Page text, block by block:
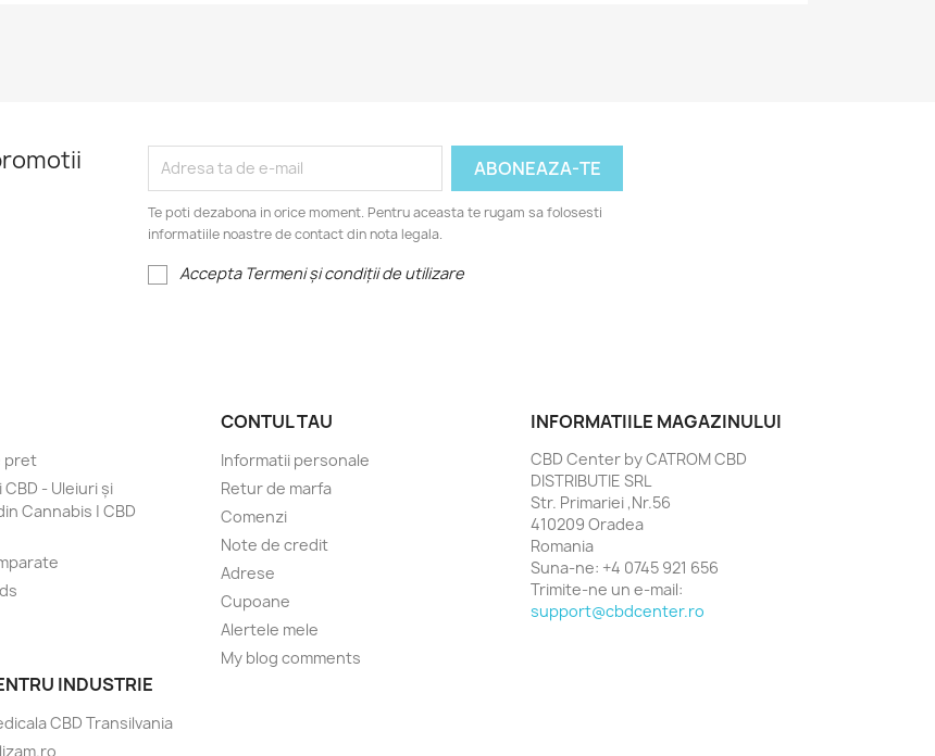
Te poti dezabona in orice moment. Pentru aceasta te rugam sa folosesti
informatiile noastre de contact din nota legala.
Accepta Termeni și condiții de utilizare
pret
- Uleiuri și
Cannabis | CBD
INDUSTRIE
CBD Transilvania
CONTUL TAU
Informatii personale
Retur de marfa
Comenzi
Note de credit
Adrese
Cupoane
Alertele mele
My blog comments
INFORMATIILE MAGAZINULUI
CBD Center by CATROM CBD
DISTRIBUTIE SRL
Str. Primariei ,Nr.56
410209 Oradea
Romania
Suna-ne: +4 0745 921 656
Trimite-ne un e-mail:
support@cbdcenter.ro